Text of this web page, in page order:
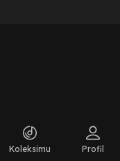
Koleksimu Profil